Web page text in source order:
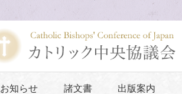
お知らせ 諸文書 出版案内